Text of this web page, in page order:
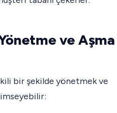
ve Aşma
bir şekilde yönetmek ve